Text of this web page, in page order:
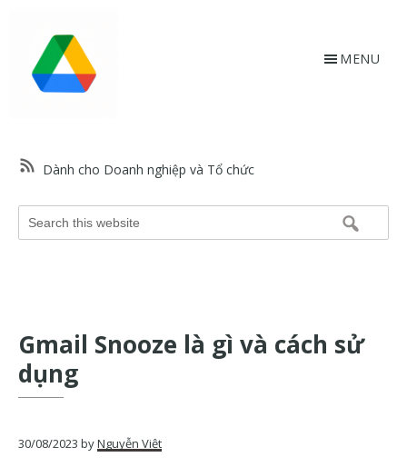
content
footer
web
hỗ
trợ
Google
các
sản
phẩm
Google
Dành cho Doanh nghiệp và Tổ chức
Search
this
MENU
Gmail Snooze là gì và cách sử
dụng
30/08/2023 byNguyễn Việt